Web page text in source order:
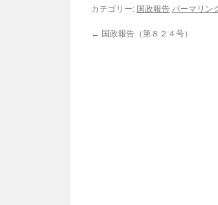
カテゴリー: 国政報告 パーマリン
← 国政報告（第８２４号）